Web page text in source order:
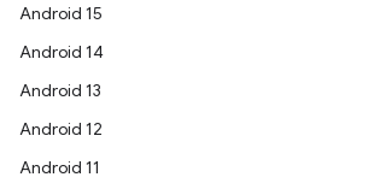
Android 15
Android 14
Android 13
Android 12
Android 11